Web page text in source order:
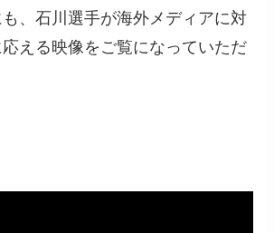
、石川選手が海外メディアに対
える映像をご覧になっていただ